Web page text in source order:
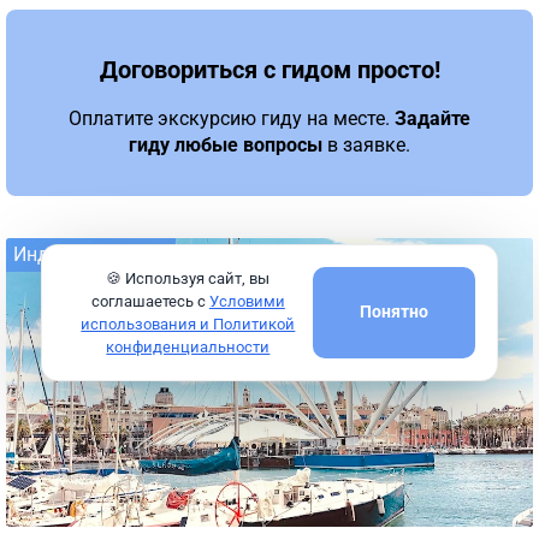
Договориться с гидом просто!
Оплатите экскурсию гиду на месте. Задайте
гиду любые вопросы в заявке.
Индивидуальная
🍪 Используя сайт, вы
соглашаетесь с Условими
использования и Политикой
конфиденциальности
Понятно